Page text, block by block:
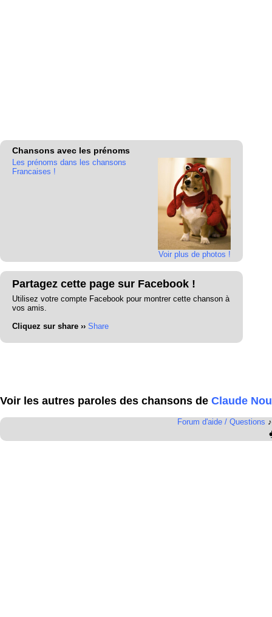
Chansons avec les prénoms
Voir plus de photos !
Les prénoms dans les chansons
Francaises !
Partagez cette page sur Facebook !
Utilisez votre compte Facebook pour montrer cette chanson à
vos amis.
Cliquez sur share ›› Share
Voir les autres paroles des chansons de Claude
Forum d'aide / Questions